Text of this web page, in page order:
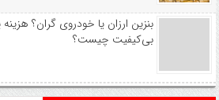
بنزین ارزان یا خودروی گران؟
بی‌کیفیت چیست؟